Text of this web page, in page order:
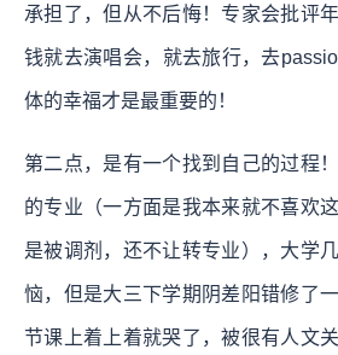
承担了，但从不后悔！专家会批评
钱就去演唱会，就去旅行，去
体的幸福才是最重要的！
第二点，是有一个找到自己的过程
的专业（一方面是我本来就不喜欢
是被调剂，还不让转专业），大学
恼，但是大三下学期阴差阳错修了
节课上着上着就哭了，被很有人文